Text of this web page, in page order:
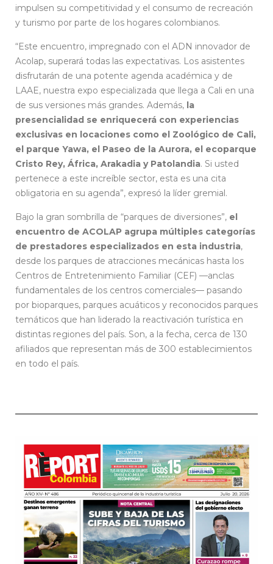
impulsen su competitividad y el consumo de recreación
y turismo por parte de los hogares colombianos.
“Este encuentro, impregnado con el ADN innovador de
Acolap, superará todas las expectativas. Los asistentes
disfrutarán de una potente agenda académica y de
LAAE, nuestra expo especializada que llega a Cali en una
de sus versiones más grandes. Además, la
presencialidad se enriquecerá con experiencias
exclusivas en locaciones como el Zoológico de Cali,
el parque Yawa, el Paseo de la Aurora, el ecoparque
Cristo Rey, África, Arakadia y Patolandia. Si usted
pertenece a este increíble sector, esta es una cita
obligatoria en su agenda”, expresó la líder gremial.
Bajo la gran sombrilla de “parques de diversiones”, el
encuentro de ACOLAP agrupa múltiples categorías
de prestadores especializados en esta industria,
desde los parques de atracciones mecánicas hasta los
Centros de Entretenimiento Familiar (CEF) —anclas
fundamentales de los centros comerciales— pasando
por bioparques, parques acuáticos y reconocidos parques
temáticos que han liderado la reactivación turística en
distintas regiones del país. Son, a la fecha, cerca de 130
afiliados que representan más de 300 establecimientos
en todo el país.